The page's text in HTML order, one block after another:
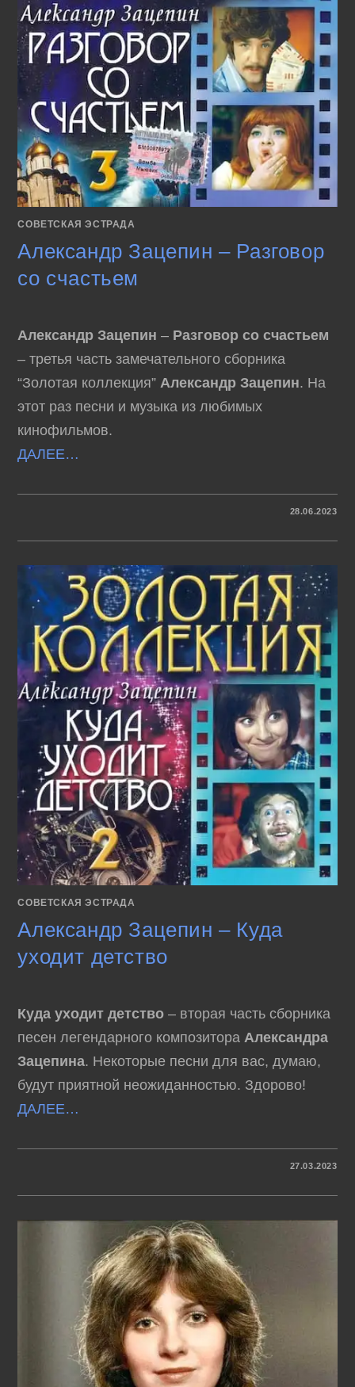
СОВЕТСКАЯ ЭСТРАДА
Александр Зацепин – Разговор
со счастьем
Александр Зацепин – Разговор со счастьем
– третья часть замечательного сборника
“Золотая коллекция”Александр Зацепин. На
этот раз песни и музыка из любимых
кинофильмов.
ДАЛЕЕ…
ЗАЦЕПИН
РАЗГОВОР
СО
СЧАСТЬЕМ
28.06.2023
СОВЕТСКАЯ ЭСТРАДА
Александр Зацепин – Куда
уходит детство
Куда уходит детство – вторая часть сборника
песен легендарного композитора Александра
Зацепина. Некоторые песни для вас, думаю,
будут приятной неожиданностью. Здорово!
ДАЛЕЕ…
ЗАЦЕПИН
УХОДИТ
ДЕТСТВО
27.03.2023